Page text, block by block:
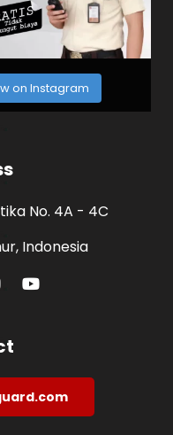
on Instagram
No. 4A - 4C
Indonesia